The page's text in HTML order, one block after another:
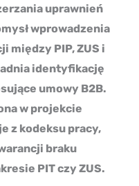
uprawnień
wprowadzenia
między PIP, ZUS i
identyfikację
umowy B2B.
w projekcie
z kodeksu pracy,
braku
PIT czy ZUS.